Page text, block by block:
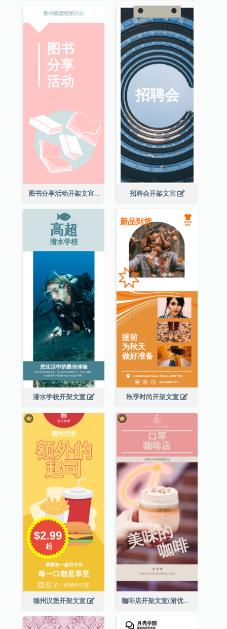
图书分享活动开架文宣 招聘会开架文宣
潜水学校开架文宣 秋季时尚开架文宣
德州汉堡开架文宣 咖啡店开架文宣(附优惠券)